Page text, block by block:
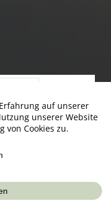
Alm